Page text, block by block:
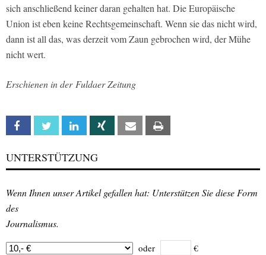
sich anschließend keiner daran gehalten hat. Die Europäische
Union ist eben keine Rechtsgemeinschaft. Wenn sie das nicht wird,
dann ist all das, was derzeit vom Zaun gebrochen wird, der Mühe
nicht wert.
Erschienen in der Fuldaer Zeitung
Facebook Twitter Linkedin Xing Email
UNTERSTÜTZUNG
Wenn Ihnen unser Artikel gefallen hat: Unterstützen Sie diese Form
des
Journalismus.
oder €